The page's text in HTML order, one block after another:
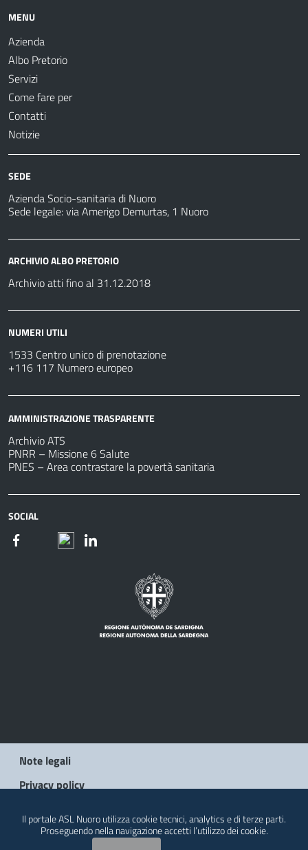
MENU
Azienda
Albo Pretorio
Servizi
Come fare per
Contatti
Notizie
SEDE
Azienda Socio-sanitaria di Nuoro
Sede legale: via Amerigo Demurtas, 1 Nuoro
ARCHIVIO ALBO PRETORIO
Archivio atti fino al 31.12.2018
NUMERI UTILI
1533 Centro unico di prenotazione
+116 117 Numero europeo
AMMINISTRAZIONE TRASPARENTE
Archivio ATS
PNRR – Missione 6 Salute
PNES – Area contrastare la povertà sanitaria
SOCIAL
Note legali
Privacy policy
Contatti
Il portale ASL Nuoro utilizza cookie tecnici, analytics e di terze parti.
Proseguendo nella navigazione accetti l’utilizzo dei cookie.